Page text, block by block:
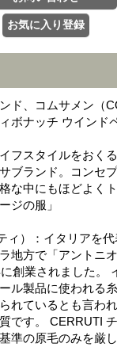
ド、コムサメン（
ボナッチ ウインド
フスタイルをおく
ブランド。コンセ
な中にもほどよく
ジの服」
ィ）：イタリアを
地方で「アントニ
創業されました。
ル製品に使われる
れているとも言わ
です。 CERRUTI
準の原毛のみを厳